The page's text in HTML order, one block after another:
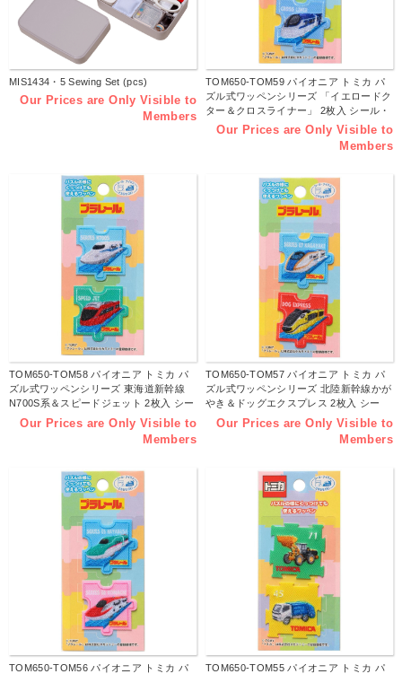
MIS1434・5 Sewing Set (pcs)
Our Prices are Only Visible to
Members
TOM650-TOM59 パイオニア トミカ パ
ズル式ワッペンシリーズ 「イエロードク
ター＆クロスライナー」 2枚入 シール・
アイロン両用タイプ （枚）
Our Prices are Only Visible to
Members
TOM650-TOM58 パイオニア トミカ パ
ズル式ワッペンシリーズ 東海道新幹線
N700S系＆スピードジェット 2枚入 シー
ル・アイロン両用タイプ （枚）
Our Prices are Only Visible to
Members
TOM650-TOM57 パイオニア トミカ パ
ズル式ワッペンシリーズ 北陸新幹線かが
やき＆ドッグエクスプレス 2枚入 シー
ル・アイロン両用タイプ （枚）
Our Prices are Only Visible to
Members
TOM650-TOM56 パイオニア トミカ パ
TOM650-TOM55 パイオニア トミカ パ